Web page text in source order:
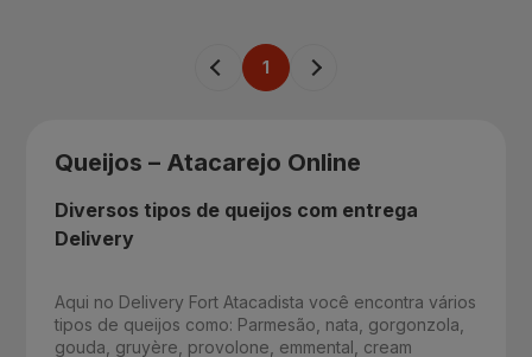
1
Queijos – Atacarejo Online
Diversos tipos de queijos com entrega
Delivery
Aqui no Delivery Fort Atacadista você encontra vários
tipos de queijos como: Parmesão, nata, gorgonzola,
gouda, gruyère, provolone, emmental, cream